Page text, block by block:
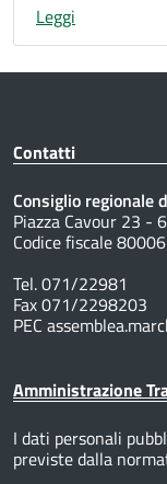
Leggi
Contatti
Consiglio regionale
Piazza Cavour 23 -
Codice fiscale
Tel. 071/22981
Fax 071/2298203
PEC
Amministrazione
I dati personali
previste dalla